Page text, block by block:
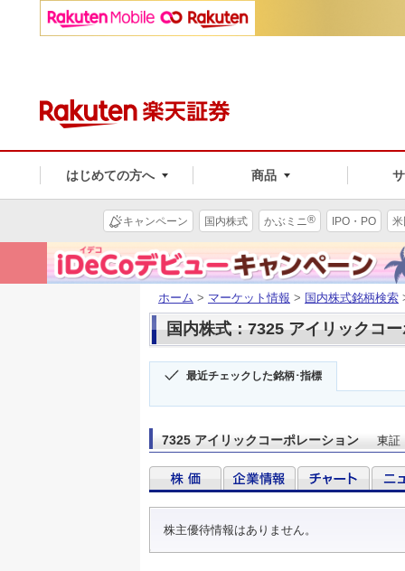
はじめての方へ 商品
キャンペーン 国内株式 かぶミニ® IPO・PO
ホーム > マーケット情報 > 国内株式銘柄検索
国内株式：7325 アイリックコ
最近チェックした銘柄･指標
7325 アイリックコーポレーション 東証
株主優待情報はありません。